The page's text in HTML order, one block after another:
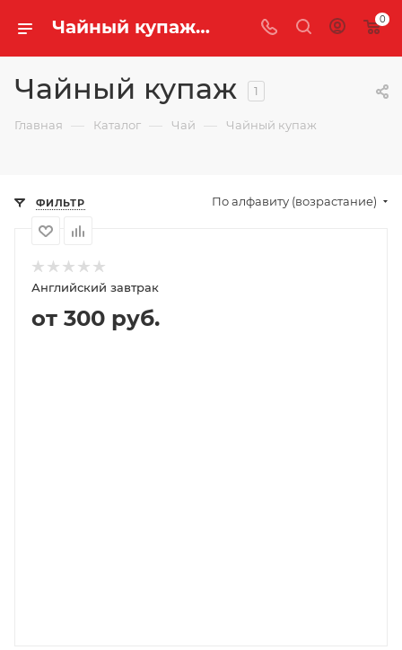
Чайный купаж купить оптом и в розницу с доставкой | «Легенда Чая» 0
Чайный купаж 1
Главная — Каталог — Чай — Чайный купаж
ФИЛЬТР По алфавиту (возрастание)
Английский завтрак
от 300 руб.